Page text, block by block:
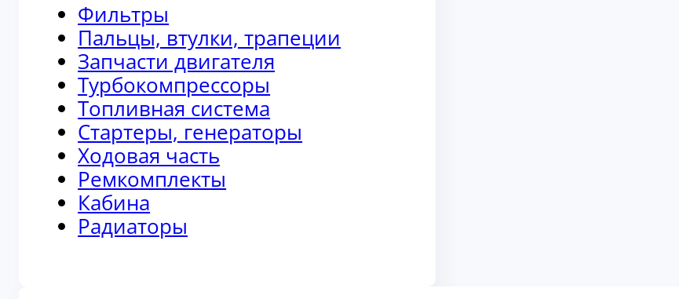
Фильтры
Пальцы, втулки, трапеции
Запчасти двигателя
Турбокомпрессоры
Топливная система
Стартеры, генераторы
Ходовая часть
Ремкомплекты
Кабина
Радиаторы